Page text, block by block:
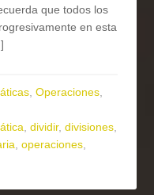
que todos los
en esta
,Operaciones,
,dividir,divisiones,
,operaciones,